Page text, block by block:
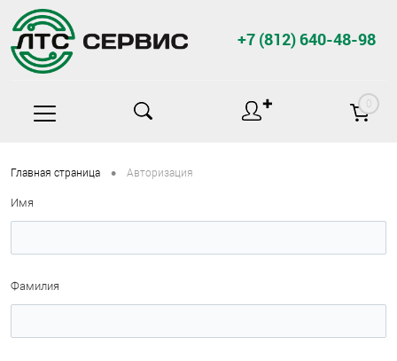
+7 (812) 640-48-98
✚ 0
Главная страница • Авторизация
Имя
Фамилия